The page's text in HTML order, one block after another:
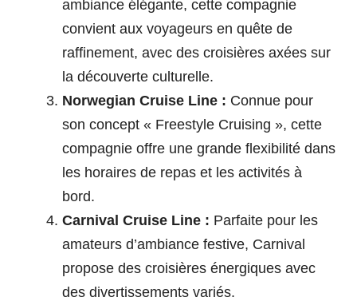
ambiance élégante, cette compagnie
convient aux voyageurs en quête de
raffinement, avec des croisières axées sur
la découverte culturelle.
Norwegian Cruise Line : Connue pour
son concept « Freestyle Cruising », cette
compagnie offre une grande flexibilité dans
les horaires de repas et les activités à
bord.
Carnival Cruise Line : Parfaite pour les
amateurs d’ambiance festive, Carnival
propose des croisières énergiques avec
des divertissements variés.